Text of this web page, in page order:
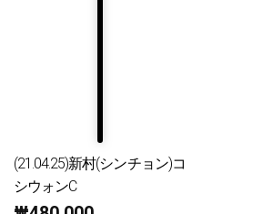
(21.04.25)新村(シンチョン)コ
シウォンC